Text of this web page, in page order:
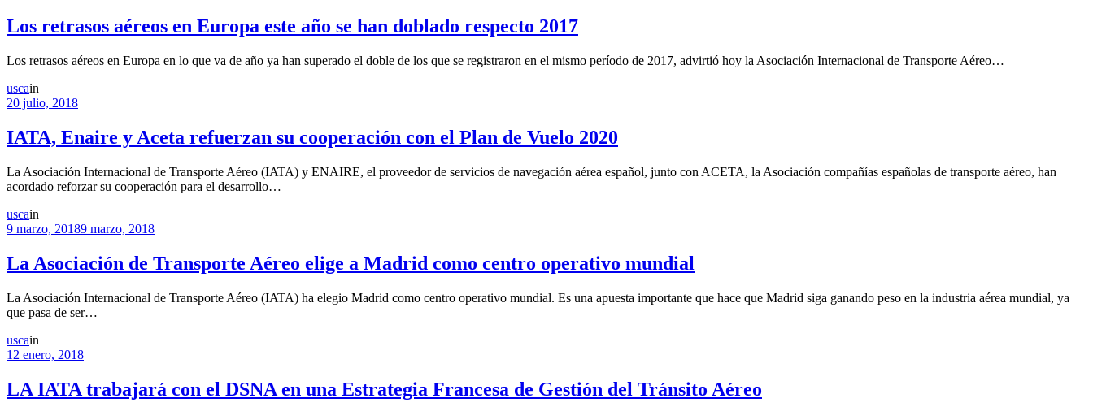
Los retrasos aéreos en Europa este año se han doblado respecto 2017
Los retrasos aéreos en Europa en lo que va de año ya han superado el doble de los que se registraron en el mismo período de 2017, advirtió hoy la Asociación Internacional de Transporte Aéreo…
uscain
20 julio, 2018
IATA, Enaire y Aceta refuerzan su cooperación con el Plan de Vuelo 2020
La Asociación Internacional de Transporte Aéreo (IATA) y ENAIRE, el proveedor de servicios de navegación aérea español, junto con ACETA, la Asociación compañías españolas de transporte aéreo, han
acordado reforzar su cooperación para el desarrollo…
uscain
9 marzo, 20189 marzo, 2018
La Asociación de Transporte Aéreo elige a Madrid como centro operativo mundial
La Asociación Internacional de Transporte Aéreo (IATA) ha elegio Madrid como centro operativo mundial. Es una apuesta importante que hace que Madrid siga ganando peso en la industria aérea mundial, ya
que pasa de ser…
uscain
12 enero, 2018
LA IATA trabajará con el DSNA en una Estrategia Francesa de Gestión del Tránsito Aéreo